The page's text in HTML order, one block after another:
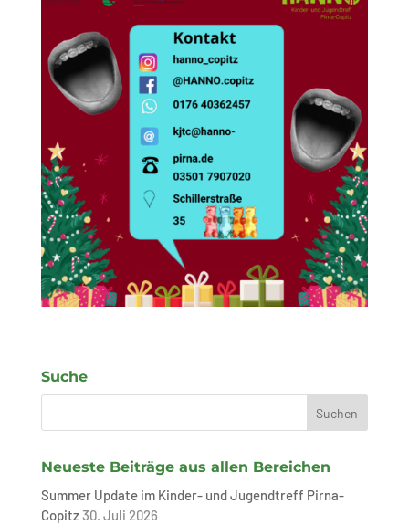
Suche
Neueste Beiträge aus allen Bereichen
Summer Update im Kinder- und Jugendtreff Pirna-
Copitz30. Juli 2026